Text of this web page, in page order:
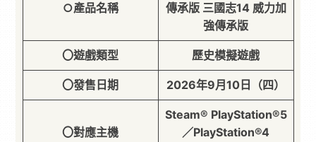
○產品名稱
傳承版 三國志14 威力加
強傳承版
〇遊戲類型 歷史模擬遊戲
〇發售日期 2026年9月10日（四）
〇對應主機
Steam® PlayStation®5
／PlayStation®4